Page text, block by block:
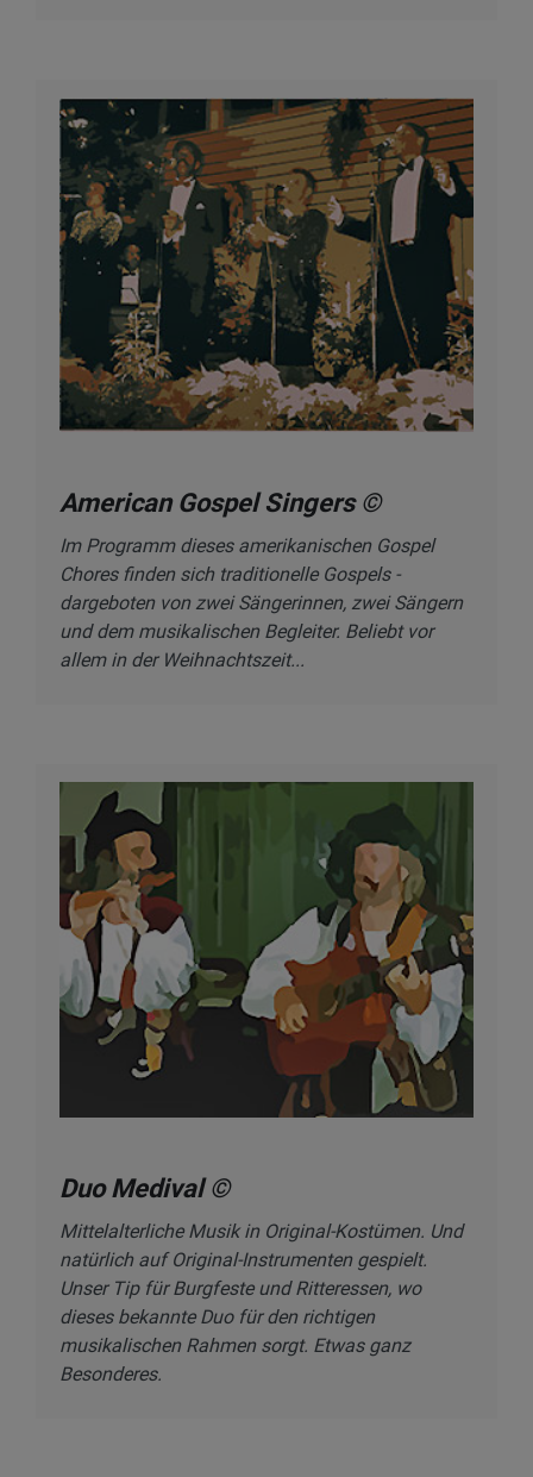
American Gospel Singers ©
Im Programm dieses amerikanischen Gospel
Chores finden sich traditionelle Gospels -
dargeboten von zwei Sängerinnen, zwei Sängern
und dem musikalischen Begleiter. Beliebt vor
allem in der Weihnachtszeit...
Duo Medival ©
Mittelalterliche Musik in Original-Kostümen. Und
natürlich auf Original-Instrumenten gespielt.
Unser Tip für Burgfeste und Ritteressen, wo
dieses bekannte Duo für den richtigen
musikalischen Rahmen sorgt. Etwas ganz
Besonderes.